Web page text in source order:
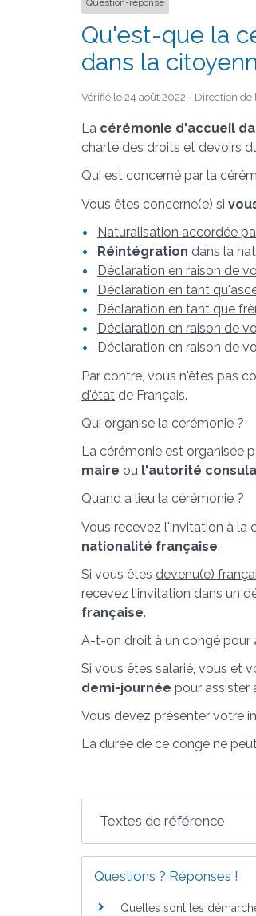
Question-réponse
Qu'est-que la
dans la
Vérifié le 24 août 2022 - Direction
La cérémonie d'accueil
charte des droits et devoirs
Qui est concerné par la
Vous êtes concerné(e) si
Naturalisation accordée
Réintégration dans la
Déclaration en raison de
Déclaration en tant
Déclaration en tant que
Déclaration en raison de
Déclaration en raison de
Par contre, vous n'êtes pas
d'état de Français.
Qui organise la cérémonie ?
La cérémonie est organisée
maire ou l'autorité
Quand a lieu la cérémonie ?
Vous recevez l'invitation à la
nationalité française.
Si vous êtes devenu(e)
recevez l'invitation dans un
française.
A-t-on droit à un congé pour
Si vous êtes salarié, vous et
demi-journée pour assister
Vous devez présenter votre
La durée de ce congé ne
Textes de référence
Questions ? Réponses !
Quelles sont les